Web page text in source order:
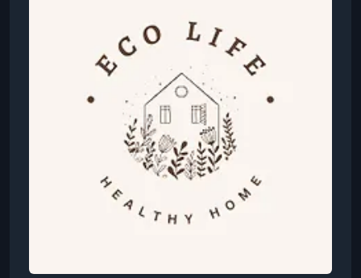
неформальное пространство разговоров о
буднях и ситуациях, знакомых многим
подписчикам.